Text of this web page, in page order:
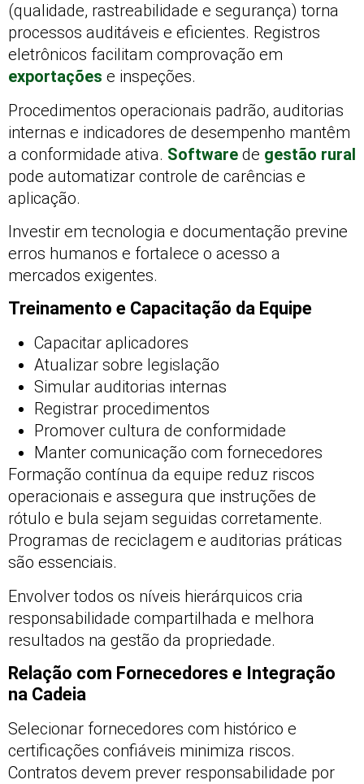
(qualidade, rastreabilidade e segurança) torna
processos auditáveis e eficientes. Registros
eletrônicos facilitam comprovação em
exportações e inspeções.
Procedimentos operacionais padrão, auditorias
internas e indicadores de desempenho mantêm
a conformidade ativa. Software de gestão rural
pode automatizar controle de carências e
aplicação.
Investir em tecnologia e documentação previne
erros humanos e fortalece o acesso a
mercados exigentes.
Treinamento e Capacitação da Equipe
Capacitar aplicadores
Atualizar sobre legislação
Simular auditorias internas
Registrar procedimentos
Promover cultura de conformidade
Manter comunicação com fornecedores
Formação contínua da equipe reduz riscos
operacionais e assegura que instruções de
rótulo e bula sejam seguidas corretamente.
Programas de reciclagem e auditorias práticas
são essenciais.
Envolver todos os níveis hierárquicos cria
responsabilidade compartilhada e melhora
resultados na gestão da propriedade.
Relação com Fornecedores e Integração
na Cadeia
Selecionar fornecedores com histórico e
certificações confiáveis minimiza riscos.
Contratos devem prever responsabilidade por